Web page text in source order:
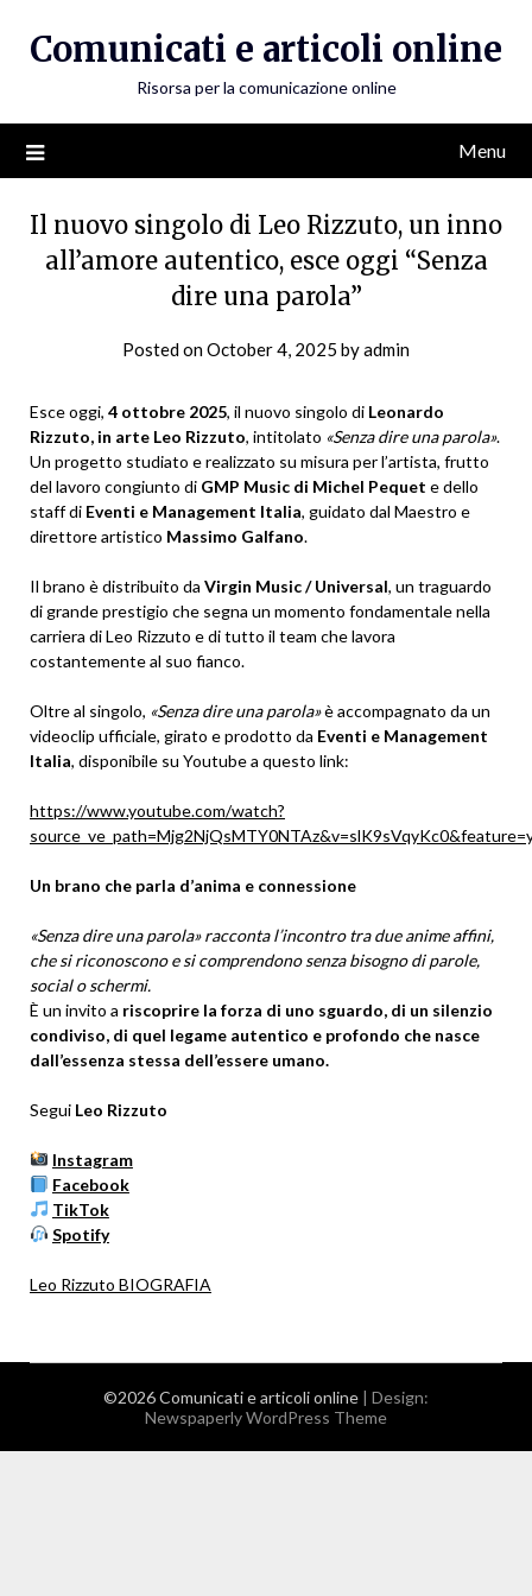
Comunicati e articoli online
Risorsa per la comunicazione online
Menu
Il nuovo singolo di Leo Rizzuto, un inno
all’amore autentico, esce oggi “Senza
dire una parola”
Posted onOctober 4, 2025 byadmin
Esce oggi, 4 ottobre 2025, il nuovo singolo di Leonardo
Rizzuto, in arte Leo Rizzuto, intitolato «Senza dire una parola».
Un progetto studiato e realizzato su misura per l’artista, frutto
del lavoro congiunto di GMP Music di Michel Pequet e dello
staff di Eventi e Management Italia, guidato dal Maestro e
direttore artistico Massimo Galfano.
Il brano è distribuito da Virgin Music / Universal, un traguardo
di grande prestigio che segna un momento fondamentale nella
carriera di Leo Rizzuto e di tutto il team che lavora
costantemente al suo fianco.
Oltre al singolo, «Senza dire una parola»è accompagnato da un
videoclip ufficiale, girato e prodotto da Eventi e Management
Italia, disponibile su Youtube a questo link:
https://www.youtube.com/watch?
Un brano che parla d’anima e connessione
«Senza dire una parola» racconta l’incontro tra due anime affini,
che si riconoscono e si comprendono senza bisogno di parole,
social o schermi.
È un invito a riscoprire la forza di uno sguardo, di un silenzio
condiviso, di quel legame autentico e profondo che nasce
dall’essenza stessa dell’essere umano.
Segui Leo Rizzuto
Instagram
Facebook
TikTok
Spotify
Leo Rizzuto BIOGRAFIA
©2026 Comunicati e articoli online | Design:
Newspaperly WordPress Theme